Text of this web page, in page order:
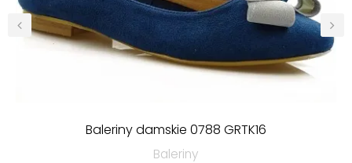
Baleriny damskie 0788 GRTK16
Baleriny
›